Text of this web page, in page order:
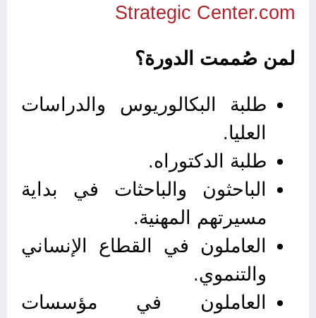
Strategic Center.com
لمن صُممت الدورة؟
طلبة البكالوريوس والدراسات
العليا.
طلبة الدكتوراه.
الباحثون والباحثات في بداية
مسيرتهم المهنية.
العاملون في القطاع الإنساني
والتنموي.
العاملون في مؤسسات